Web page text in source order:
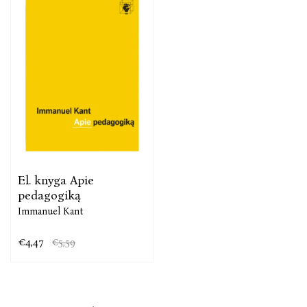
El. knyga Apie
pedagogiką
Immanuel Kant
€4,47 €5,59